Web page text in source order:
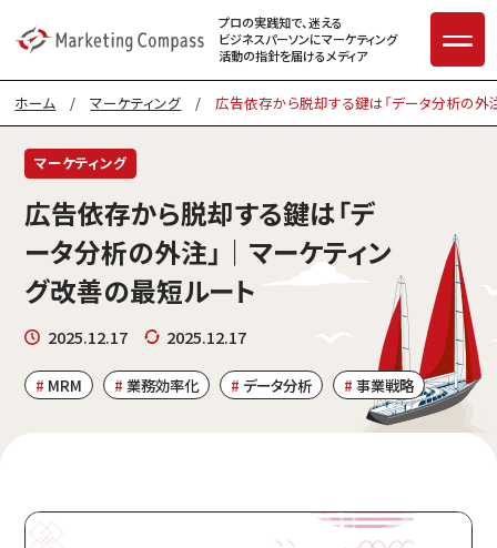
プロの実践知で、迷える
ビジネスパーソンにマーケティング
活動の指針を届けるメディア
ホーム /マーケティング /広告依存から脱却する鍵は「データ分析の外
マーケティング
広告依存から脱却する鍵は「デ
ータ分析の外注」｜マーケティン
グ改善の最短ルート
2025.12.17 2025.12.17
MRM 業務効率化 データ分析 事業戦略